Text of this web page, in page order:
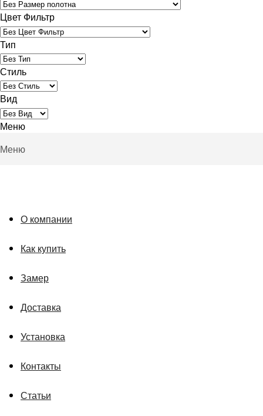
Цвет Фильтр
Тип
Стиль
Вид
Меню
Меню
О компании
Как купить
Замер
Доставка
Установка
Контакты
Статьи